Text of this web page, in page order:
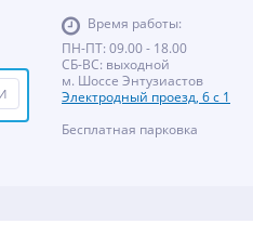
Время работы:
ПН-ПТ: 09.00 - 18.00
СБ-ВС: выходной
м. Шоссе Энтузиастов
Электродный проезд, 6 с 1
Бесплатная парковка